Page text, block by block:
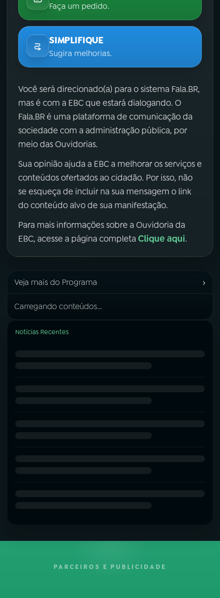
Faça um pedido.
SIMPLIFIQUE
Sugira melhorias.
Você será direcionado(a) para o sistema Fala.BR,
mas é com a EBC que estará dialogando. O
Fala.BR é uma plataforma de comunicação da
sociedade com a administração pública, por
meio das Ouvidorias.
Sua opinião ajuda a EBC a melhorar os serviços e
conteúdos ofertados ao cidadão. Por isso, não
se esqueça de incluir na sua mensagem o link
do conteúdo alvo de sua manifestação.
Para mais informações sobre a Ouvidoria da
EBC, acesse a página completa Clique aqui.
Veja mais do Programa ›
Carregando conteúdos...
Notícias Recentes
PARCEIROS E PUBLICIDADE